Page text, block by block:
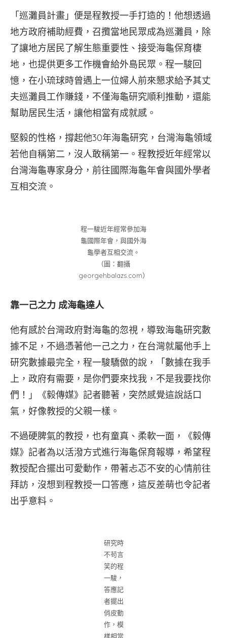
「巡灘員計畫」便是程教授一手打造的！他想透過
地方政府補助經費，召攬當地民眾成為巡灘員，除
了讓地方居民了解生態重要性、接受海龜保育棲
地，也提供更多工作機會給外島民眾。程一駿回
憶，在小琉球時曾遇上一位婦人前來懇求給予其丈
夫巡灘員工作賺錢，不僅海龜研究順利推動，還能
幫助居民生活，讓他相當有成就感。
堅毅的性格，撐起他30年海龜研究，台灣海龜領域
若他自稱第二，沒人敢稱第一。程教授近年經常以
台灣海龜專家身分，前往國際海龜年會與國外學者
互相交流。
程一駿近年經常參加海
龜國際年會，與國外海
龜學者互相交流。
（圖：翻攝
georgehbalazs.com）
靠一己之力 成海龜達人
他有感於台灣政府對海龜的忽視，導致海龜研究數
據不足，不過憑著他一己之力，在台灣就屬他手上
研究數據最完全，程一駿驕傲的說，「數據在我手
上，政府有需要，是你們要來找我，不是我要找你
們！」《毅傳媒》記者聽著，突然感覺這說話口
氣，好像教授的父親一樣。
不過硬脾氣的教授，也有童真、柔軟一面，《毅傳
媒》記者為以活潑方式進行海龜保育報導，希望程
教授配合擺出可愛動作，帶著忐忑不安的心情前往
拜訪，沒想到程教授一口答應，這反差萌也令記者
出乎意料。
研究時
不苟言
笑的程
一駿，
答應記
者擺出
俏皮動
作，模
樣相當